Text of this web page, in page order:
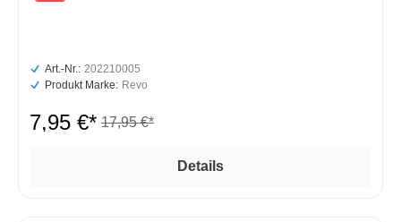
Art.-Nr.: 202210005
Produkt Marke: Revo
7,95 €* 17,95 €*
Details